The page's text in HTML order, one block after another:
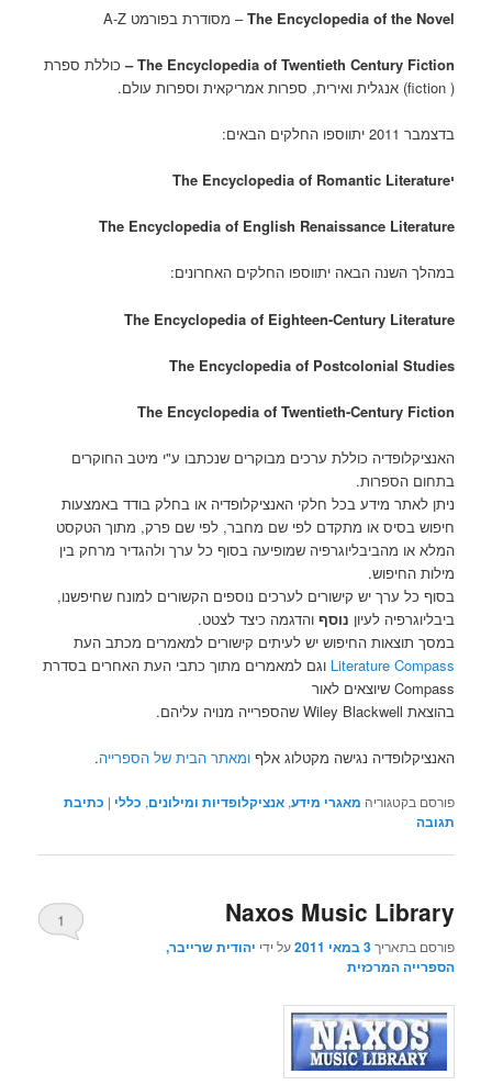
The Encyclopedia of the Novel– מסודרת בפורמט A-Z
The Encyclopedia of Twentieth Century Fiction –
כוללת ספרת
( fiction) אנגלית ואירית, ספרות אמריקאית וספרות עולם.
בדצמבר 2011 יתווספו החלקים הבאים:
יThe Encyclopedia of Romantic Literature
The Encyclopedia of English Renaissance Literature
במהלך השנה הבאה יתווספו החלקים האחרונים:
The Encyclopedia of Eighteen-Century Literature
The Encyclopedia of Postcolonial Studies
The Encyclopedia of Twentieth-Century Fiction
האנציקלופדיה כוללת ערכים מבוקרים שנכתבו ע"י מיטב החוקרים
בתחום הספרות.
ניתן לאתר מידע בכל חלקי האנציקלופדיה או בחלק בודד באמצעות
חיפוש בסיס או מתקדם לפי שם מחבר, לפי שם פרק, מתוך הטקסט
המלא או מהביבליוגרפיה שמופיעה בסוף כל ערך ולהגדיר מרחק בין
מילות החיפוש.
בסוף כל ערך יש קישורים לערכים נוספים הקשורים למונח שחיפשנו,
ביבליוגרפיה לעיון נוסף והדגמה כיצד לצטט.
במסך תוצאות החיפוש יש לעיתים קישורים למאמרים מכתב העת
Literature Compass וגם למאמרים מתוך כתבי העת האחרים בסדרת
Compass שיוצאים לאור
בהוצאת Wiley Blackwell שהספרייה מנויה עליהם.
האנציקלופדיה נגישה מקטלוג אלףומאתר הבית של הספרייה.
פורסם בקטגוריה מאגרי מידע,אנציקלופדיות ומילונים, כללי | כתיבת
תגובה
Naxos Music Library
פורסם בתאריך3 במאי 2011 על ידי יהודית שרייבר,
הספרייה המרכזית
1